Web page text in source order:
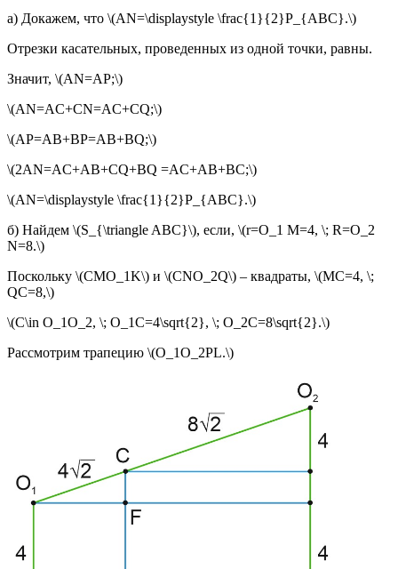
а) Докажем, что \(AN=\displaystyle \frac{1}{2}P_{ABC}.\)
Отрезки касательных, проведенных из одной точки, равны.
Значит, \(AN=AP;\)
\(AN=AC+CN=AC+CQ;\)
\(AP=AB+BP=AB+BQ;\)
\(2AN=AC+AB+CQ+BQ =AC+AB+BC;\)
\(AN=\displaystyle \frac{1}{2}P_{ABC}.\)
б) Найдем \(S_{\triangle ABC}\), если, \(r=O_1 M=4, \; R=O_2
N=8.\)
Поскольку \(CMO_1K\) и \(CNO_2Q\) – квадраты, \(MC=4, \;
QC=8,\)
\(C\in O_1O_2, \; O_1C=4\sqrt{2}, \; O_2C=8\sqrt{2}.\)
Рассмотрим трапецию \(O_1O_2PL.\)